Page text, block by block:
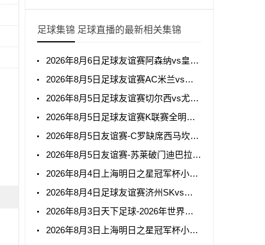
足球集锦 足球直播的最新相关集锦
2026年8月6日足球友谊赛阿森纳vs皇家贝蒂斯全场集锦
2026年8月5日足球友谊赛AC米兰vs国际米兰全场集锦
2026年8月5日足球友谊赛切尔西vs尤文图斯全场集锦
2026年8月5日足球友谊赛K联赛全明星vs曼城全场集锦
2026年8月5日友谊赛-C罗缺席西马坎送点胜利0-2不敌阿尔梅里亚
2026年8月5日友谊赛-苏莱破门迪巴拉助攻罗马4-1纽波特郡
2026年8月4日上海明日之星冠军杯小组赛A组毕尔巴鄂竞技U17vs中国男足U17全场集锦
2026年8月4日足球友谊赛济州SKvs拜仁慕尼黑全场集锦
2026年8月3日天下足球-2026年世界杯50大名场面
2026年8月3日上海明日之星冠军杯小组赛A组中国男足U17vs阿森纳U17全场集锦